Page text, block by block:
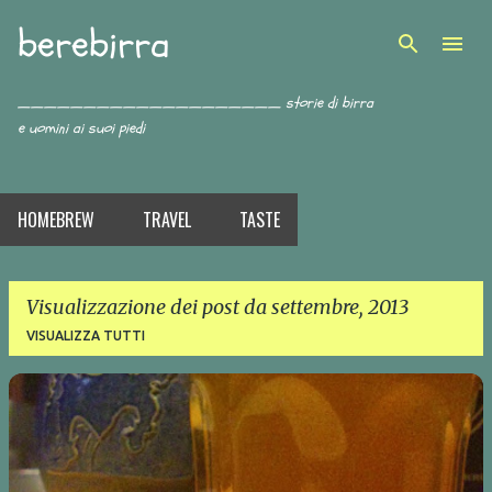
berebirra
____________________ storie di birra
e uomini ai suoi piedi
HOMEBREW TRAVEL TASTE
Visualizzazione dei post da settembre, 2013
VISUALIZZA TUTTI
P
o
s